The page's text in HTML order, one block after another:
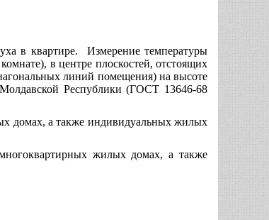
в квартире. Измерение температуры
в центре плоскостей, отстоящих
линий помещения) на высоте
Республики (ГОСТ 13646-68
домах, а также индивидуальных жилых
жилых домах, а также